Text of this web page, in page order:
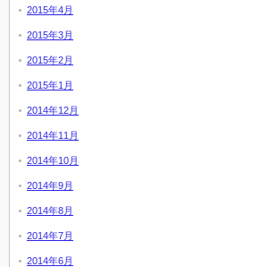
2015年4月
2015年3月
2015年2月
2015年1月
2014年12月
2014年11月
2014年10月
2014年9月
2014年8月
2014年7月
2014年6月